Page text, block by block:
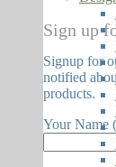
Sign up
Signup for
notified
products.
Your Name